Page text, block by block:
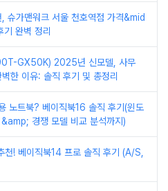
슈가맨워크 서울 천호역점 가격&mid
완벽 정리
GX50K) 2025년 신모델, 사무
한 이유: 솔직 후기 및 총정리
노트북? 베이직북16 솔직 후기(윈도
경쟁 모델 비교 분석까지)
천! 베이직북14 프로 솔직 후기 (A/S,